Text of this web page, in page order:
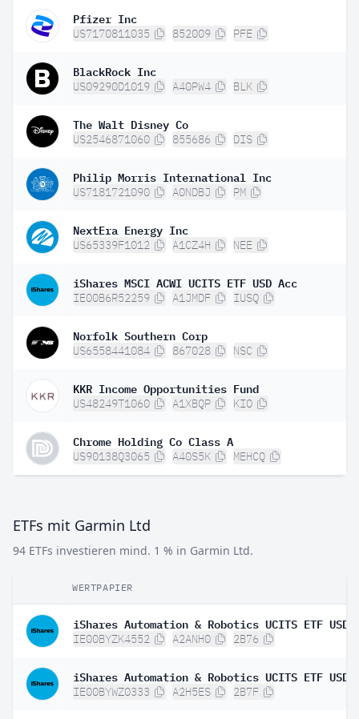
Pfizer Inc
US7170811035 852009 PFE
BlackRock Inc
US09290D1019 A40PW4 BLK
The Walt Disney Co
US2546871060 855686 DIS
Philip Morris International Inc
US7181721090 A0NDBJ PM
NextEra Energy Inc
US65339F1012 A1CZ4H NEE
iShares MSCI ACWI UCITS ETF USD Acc
IE00B6R52259 A1JMDF IUSQ
Norfolk Southern Corp
US6558441084 867028 NSC
KKR Income Opportunities Fund
US48249T1060 A1XBQP KIO
Chrome Holding Co Class A
US90138Q3065 A40S5K MEHCQ
ETFs mit Garmin Ltd
94 ETFs investieren mind. 1 % in Garmin Ltd.
WERTPAPIER
IE00BYZK4552 A2ANH0 2B76
IE00BYWZ0333 A2H5ES 2B7F